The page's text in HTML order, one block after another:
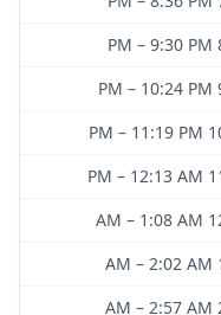
– 9:30 PM
– 10:24 PM
– 11:19 PM
– 12:13 AM
– 1:08 AM
– 2:02 AM
– 2:57 AM